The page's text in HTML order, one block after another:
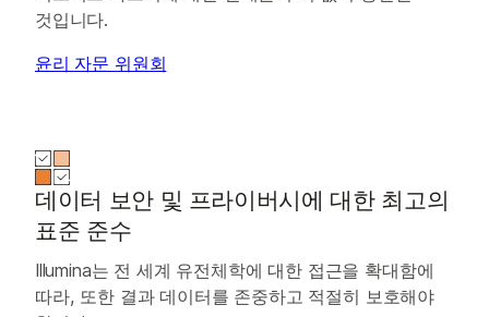
것입니다.
윤리 자문 위원회
데이터 보안 및 프라이버시에 대한 최고의
표준 준수
Illumina는 전 세계 유전체학에 대한 접근을 확대함에
따라, 또한 결과 데이터를 존중하고 적절히 보호해야